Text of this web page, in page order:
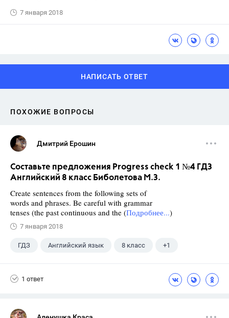
7 января 2018
НАПИСАТЬ ОТВЕТ
ПОХОЖИЕ ВОПРОСЫ
Дмитрий Ерошин
Составьте предложения Progress check 1 №4 ГДЗ
Английский 8 класс Биболетова М.З.
Create sentences from the following sets of
words and phrases. Be careful with grammar
tenses (the past continuous and the (Подробнее...)
7 января 2018
ГДЗ Английский язык 8 класс +1
1 ответ